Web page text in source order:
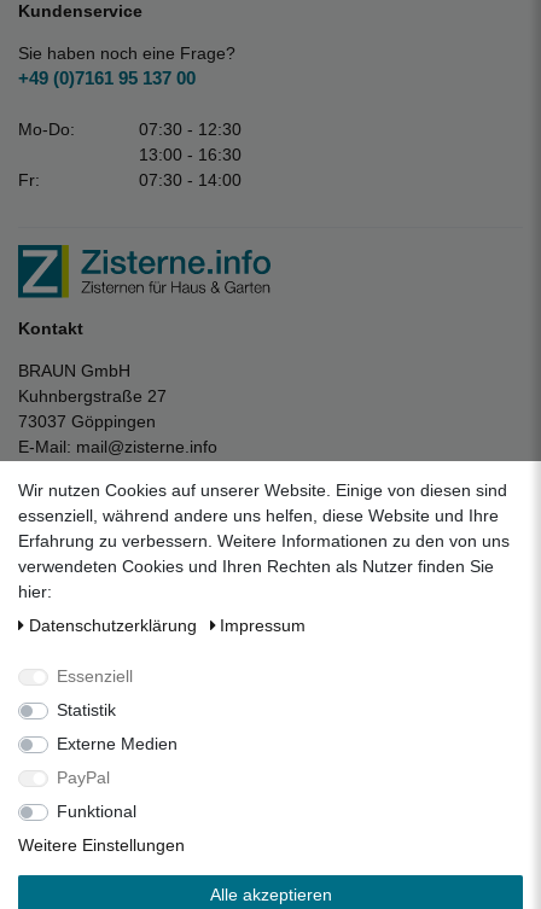
Kundenservice
Sie haben noch eine Frage?
+49 (0)7161 95 137 00
Mo-Do:
07:30 - 12:30
13:00 - 16:30
Fr:
07:30 - 14:00
Kontakt
BRAUN GmbH
Kuhnbergstraße 27
73037 Göppingen
E-Mail: mail@zisterne.info
Unternehmen
Datenschutzerklärung
Impressum
Über uns
Folgen Sie uns auf Social Media
Alle Preise inkl. 19% Mehrwertsteuer.
* Die verkauften Stückzahlen beziehen sich auf die Verkäufe
in unseren Shops und Marktplätzen.
Wir nutzen Cookies auf unserer Website. Einige von diesen sind
essenziell, während andere uns helfen, diese Website und Ihre
Erfahrung zu verbessern. Weitere Informationen zu den von uns
verwendeten Cookies und Ihren Rechten als Nutzer finden Sie
hier:
Daten­schutz­erklärung
Impressum
Essenziell
Statistik
Externe Medien
PayPal
Funktional
Weitere Einstellungen
Alle akzeptieren